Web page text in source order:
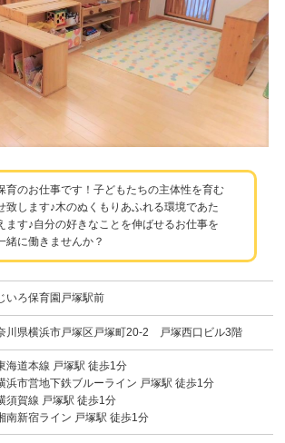
育のお仕事です！子どもたちの主体性を育む
致します♪木のぬくもりあふれる環境であた
ます♪自分の好きなことを伸ばせるお仕事を
緒に働きませんか？
いろ保育園戸塚駅前
川県横浜市戸塚区戸塚町20-2 戸塚西口ビル3階
海道本線 戸塚駅 徒歩1分
市営地下鉄ブルーライン 戸塚駅 徒歩1分
須賀線 戸塚駅 徒歩1分
新宿ライン 戸塚駅 徒歩1分